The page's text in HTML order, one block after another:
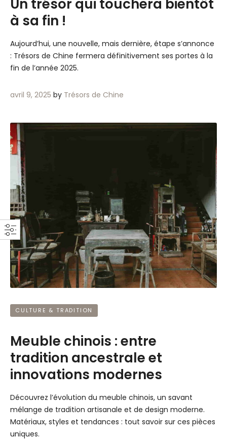
Un trésor qui touchera bientôt
à sa fin !
Aujourd’hui, une nouvelle, mais dernière, étape s’annonce
: Trésors de Chine fermera définitivement ses portes à la
fin de l’année 2025.
avril 9, 2025 by Trésors de Chine
CULTURE & TRADITION
Meuble chinois : entre
tradition ancestrale et
innovations modernes
Découvrez l’évolution du meuble chinois, un savant
mélange de tradition artisanale et de design moderne.
Matériaux, styles et tendances : tout savoir sur ces pièces
uniques.